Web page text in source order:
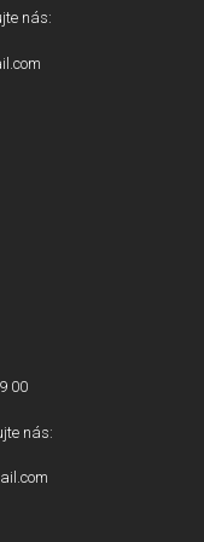
nás:
00
nás: